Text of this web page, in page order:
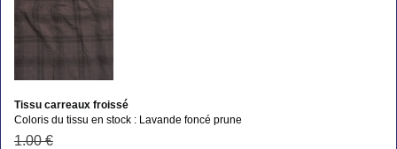
Tissu carreaux froissé
Coloris du tissu en stock : Lavande foncé prune
1.00 €